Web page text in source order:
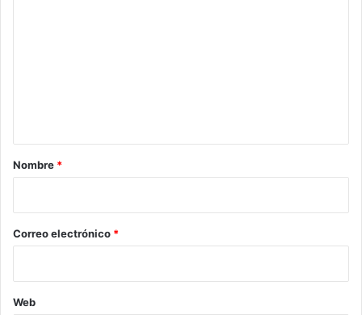
r
*
Nombre *
Correo electrónico *
Web